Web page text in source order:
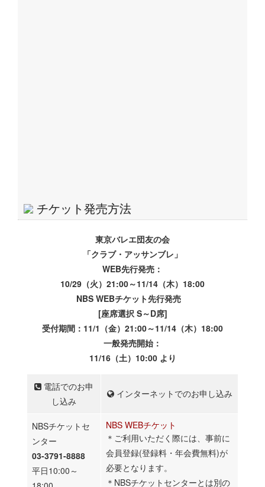
チケット発売方法
東京バレエ団友の会
「クラブ・アッサンブレ」
WEB先行発売：
10/29（火）21:00～11/14（木）18:00
NBS WEBチケット先行発売
[座席選択 S～D席]
受付期間：11/1（金）21:00～11/14（木）18:00
一般発売開始：
11/16（土）10:00 より
電話でのお申
し込み
インターネットでのお申し込み
NBSチケットセ
ンター
03-3791-8888
平日10:00～
NBS WEBチケット
＊ご利用いただく際には、事前に
会員登録(登録料・年会費無料)が
必要となります。
＊NBSチケットセンターとは別の